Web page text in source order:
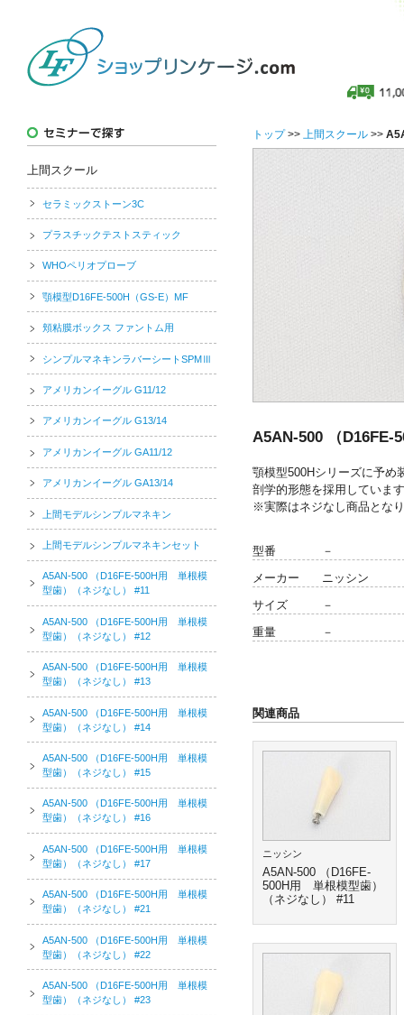
上間スクール
セラミックストーン3C
プラスチックテストスティック
WHOペリオプローブ
顎模型D16FE-500H（GS-E）MF
頬粘膜ボックス ファントム用
シンプルマネキンラバーシートSPMⅢ
アメリカンイーグル G11/12
アメリカンイーグル G13/14
アメリカンイーグル GA11/12
アメリカンイーグル GA13/14
上間モデルシンプルマネキン
上間モデルシンプルマネキンセット
A5AN-500 （D16FE-500H用 単根模
型歯）（ネジなし） #11
A5AN-500 （D16FE-500H用 単根模
型歯）（ネジなし） #12
A5AN-500 （D16FE-500H用 単根模
型歯）（ネジなし） #13
A5AN-500 （D16FE-500H用 単根模
型歯）（ネジなし） #14
A5AN-500 （D16FE-500H用 単根模
型歯）（ネジなし） #15
A5AN-500 （D16FE-500H用 単根模
型歯）（ネジなし） #16
A5AN-500 （D16FE-500H用 単根模
型歯）（ネジなし） #17
A5AN-500 （D16FE-500H用 単根模
型歯）（ネジなし） #21
A5AN-500 （D16FE-500H用 単根模
型歯）（ネジなし） #22
A5AN-500 （D16FE-500H用 単根模
型歯）（ネジなし） #23
トップ>> 上間スクール >>
A5AN-500 （D16FE-
顎模型500Hシリーズに予め
剖学的形態を採用していま
※実際はネジなし商品とな
型番
－
メーカー
ニッシン
サイズ
－
重量
－
関連商品
ニッシン
A5AN-500 （D16FE-
500H用 単根模型歯）
（ネジなし） #11